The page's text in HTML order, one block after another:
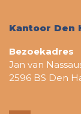
Kantoor Den
Bezoekadres
Jan van
2596 BS Den